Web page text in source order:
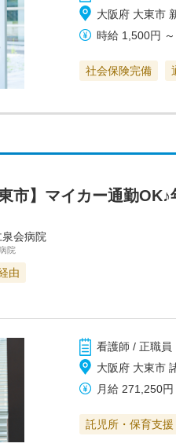
大阪府 大東市
時給 1,500円 ～
社会保険完備
市】マイカー通勤
会病院
院
由
看護師 / 正職員
大阪府 大東市
月給 271,250円
託児所・保育支援